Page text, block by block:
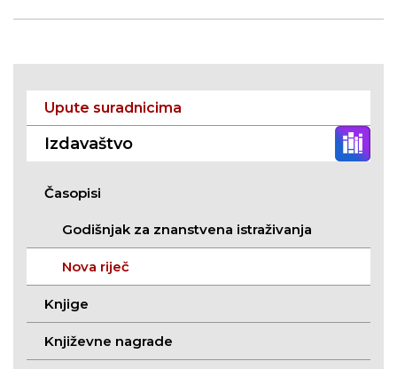
Upute suradnicima
Izdavaštvo
Časopisi
Godišnjak za znanstvena istraživanja
Nova riječ
Knjige
Književne nagrade